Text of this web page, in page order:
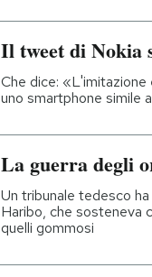
Il tweet di Nokia
Che dice: «L'imitazione
uno smartphone simile
La guerra degli
Un tribunale tedesco
Haribo, che sosteneva
quelli gommosi